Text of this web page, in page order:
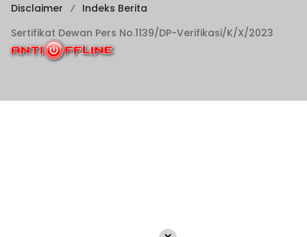
Disclaimer
Indeks Berita
Sertifikat Dewan Pers No.1139/DP-Verifikasi/K/X/2023